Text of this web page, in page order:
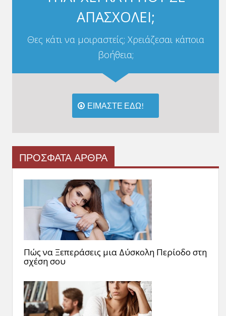
ΑΠΑΣΧΟΛΕΙ;
Θες κάτι να μοιραστείς; Χρειάζεσαι κάποια
βοήθεια;
ΕΙΜΑΣΤΕ ΕΔΩ!
ΠΡΟΣΦΑΤΑ ΑΡΘΡΑ
Πώς να Ξεπεράσεις μια Δύσκολη Περίοδο στη
σχέση σου